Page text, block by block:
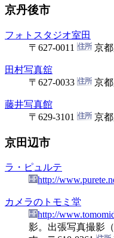
京丹後市
フォトスタジオ室田
〒627-0011
京
田村写真舘
〒627-0033
京
藤井写真館
〒629-3101
京
京田辺市
ラ・ピュルテ
http://
カメラのトモミ堂
http://
影。出張写真撮影